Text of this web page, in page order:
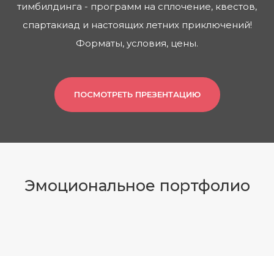
тимбилдинга - программ на сплочение, квестов,
спартакиад и настоящих летних приключений!
Форматы, условия, цены.
ПОСМОТРЕТЬ ПРЕЗЕНТАЦИЮ
Эмоциональное портфолио